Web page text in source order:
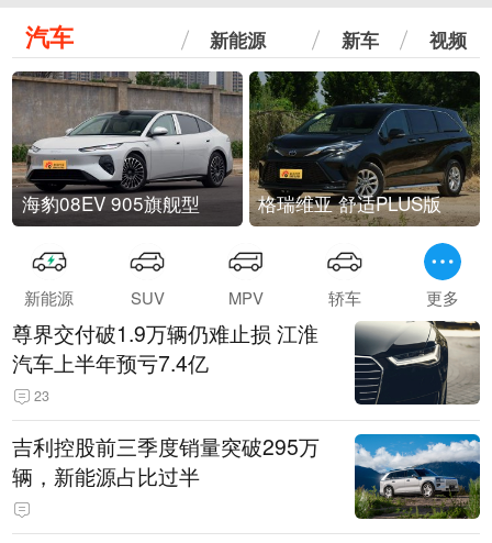
汽车 新能源 新车 视频
海豹08EV 905旗舰型 格瑞维亚 舒适PLUS版
新能源 SUV MPV 轿车 更多
尊界交付破1.9万辆仍难止损 江淮
汽车上半年预亏7.4亿
23
吉利控股前三季度销量突破295万
辆，新能源占比过半